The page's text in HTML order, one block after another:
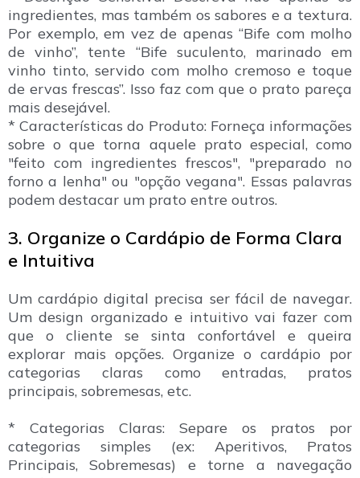
ingredientes, mas também os sabores e a textura.
Por exemplo, em vez de apenas “Bife com molho
de vinho”, tente “Bife suculento, marinado em
vinho tinto, servido com molho cremoso e toque
de ervas frescas”. Isso faz com que o prato pareça
mais desejável.
* Características do Produto: Forneça informações
sobre o que torna aquele prato especial, como
"feito com ingredientes frescos", "preparado no
forno a lenha" ou "opção vegana". Essas palavras
podem destacar um prato entre outros.
3. Organize o Cardápio de Forma Clara
e Intuitiva
Um cardápio digital precisa ser fácil de navegar.
Um design organizado e intuitivo vai fazer com
que o cliente se sinta confortável e queira
explorar mais opções. Organize o cardápio por
categorias claras como entradas, pratos
principais, sobremesas, etc.
* Categorias Claras: Separe os pratos por
categorias simples (ex: Aperitivos, Pratos
Principais, Sobremesas) e torne a navegação